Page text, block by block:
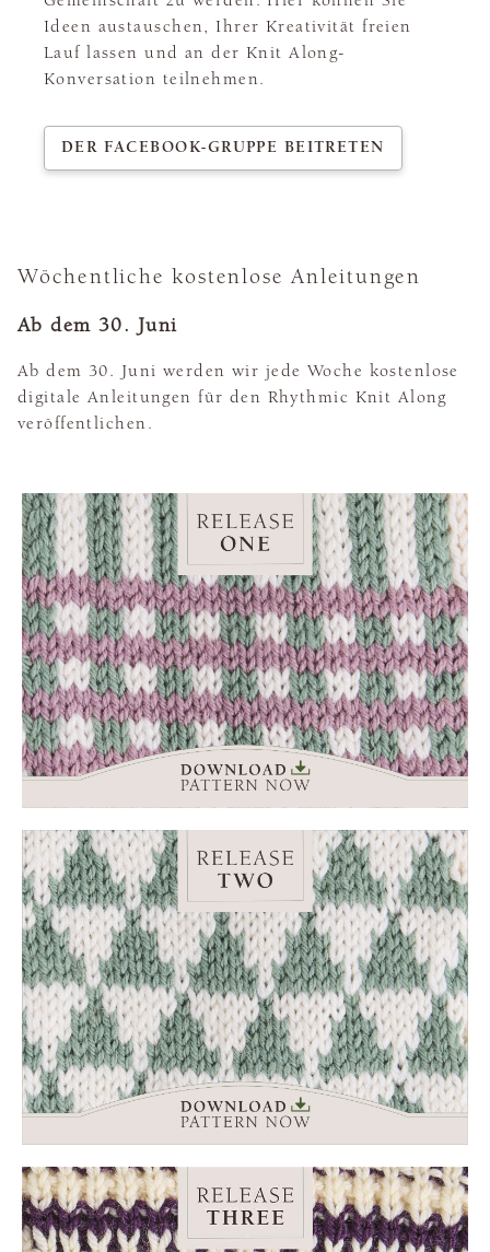
Ideen austauschen, Ihrer Kreativität freien
Lauf lassen und an der Knit Along-
Konversation teilnehmen.
DER FACEBOOK-GRUPPE BEITRETEN
Wöchentliche kostenlose Anleitungen
Ab dem 30. Juni
Ab dem 30. Juni werden wir jede Woche kostenlose
digitale Anleitungen für den Rhythmic Knit Along
veröffentlichen.